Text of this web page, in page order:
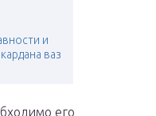
и
ваз
его